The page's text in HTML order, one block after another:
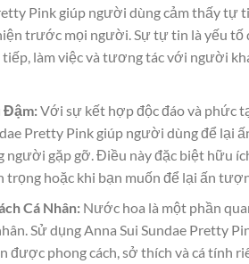
Pink giúp người dùng cảm thấy tự
trước mọi người. Sự tự tin là yếu tố
làm việc và tương tác với người
Đậm:Với sự kết hợp độc đáo và phức
Pretty Pink giúp người dùng để lại
người gặp gỡ. Điều này đặc biệt hữu
trọng hoặc khi bạn muốn để lại ấn
Cá Nhân:Nước hoa là một phần
Sử dụng Anna Sui Sundae Pretty
được phong cách, sở thích và cá tính